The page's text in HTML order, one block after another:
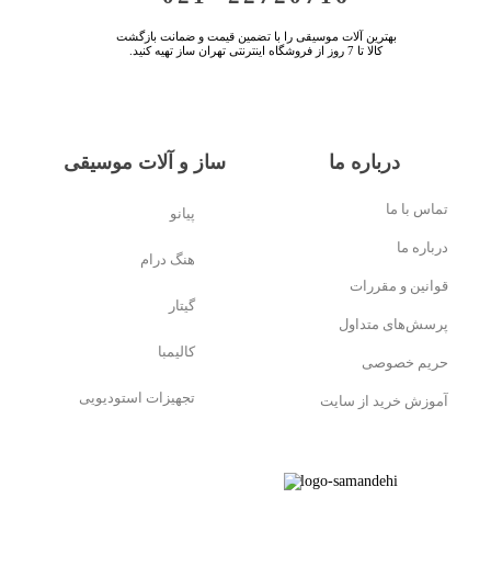
بهترین آلات موسیقی را با تضمین قیمت و ضمانت بازگشت
کالا تا 7 روز از فروشگاه اینترنتی تهران ساز تهیه کنید.
تماس با ما
درباره ما
قوانین و مقررات
پرسش‌های متداول
حریم خصوصی
آموزش خرید از سایت
درباره ما ساز و آلات موسیقی
پیانو
هنگ درام
گیتار
کالیمبا
تجهیزات استودیویی